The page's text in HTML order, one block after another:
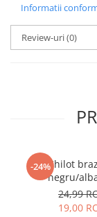
Informatii
Review-uri(0)
-24%Chilot
negru/
24,99
19,00